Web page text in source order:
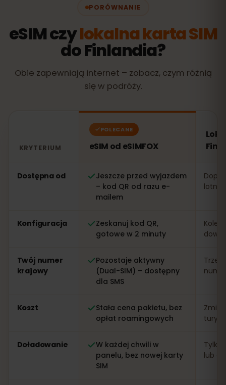
PORÓWNANIE
eSIM czylokalna karta SIM
do Finlandia?
Obie zapewniają internet – zobacz, czym różnią
się w podróży.
KRYTERIUM
POLECANE
eSIM od eSIMFOX
Dostępna od
Jeszcze przed wyjazdem
– kod QR od razu e-
mailem
Konfiguracja
Zeskanuj kod QR,
gotowe w 2 minuty
Twój numer
krajowy
Pozostaje aktywny
(Dual-SIM) – dostępny
dla SMS
Koszt
Stała cena pakietu, bez
opłat roamingowych
Doładowanie
W każdej chwili w
panelu, bez nowej karty
SIM
Tylko
lub